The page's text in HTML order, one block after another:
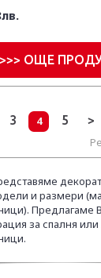
>>> ОЩЕ
3 4 5 >
и размери
Предлагаме
за спалня